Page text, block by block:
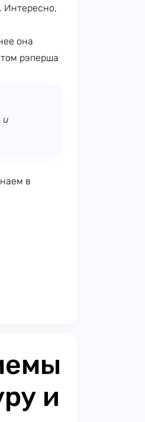
Интересно,
она
рэперша
и
в
и